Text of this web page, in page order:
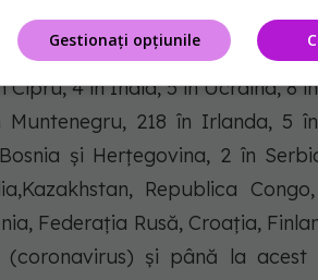
28 în Olanda, 2 în Namibia, 5 în
2 în Indonezia, 65 în
Cipru, 4 în India, 5 în Ucraina, 8
218 în Irlanda, 5
și Herțegovina, 2 în
Republica
Federația Rusă, Croația,
(coronavirus) și până la acest
Gestionați opțiunile